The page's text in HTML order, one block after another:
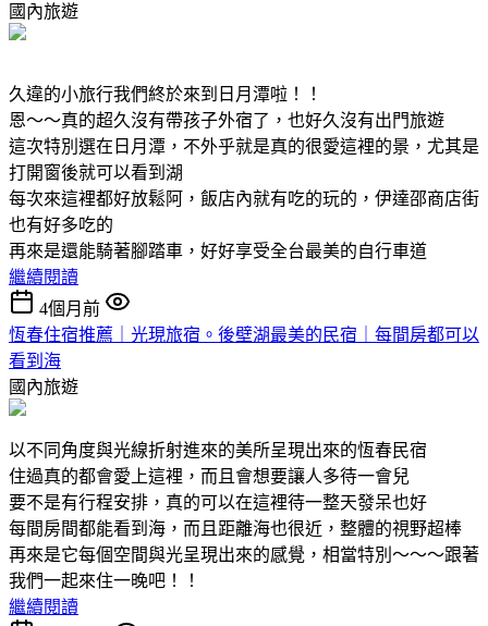
國內旅遊
久違的小旅行我們終於來到日月潭啦！！
恩～～真的超久沒有帶孩子外宿了，也好久沒有出門旅遊
這次特別選在日月潭，不外乎就是真的很愛這裡的景，尤其是
打開窗後就可以看到湖
每次來這裡都好放鬆阿，飯店內就有吃的玩的，伊達邵商店街
也有好多吃的
再來是還能騎著腳踏車，好好享受全台最美的自行車道
繼續閱讀
4個月前
恆春住宿推薦｜光現旅宿。後壁湖最美的民宿｜每間房都可以
看到海
國內旅遊
以不同角度與光線折射進來的美所呈現出來的恆春民宿
住過真的都會愛上這裡，而且會想要讓人多待一會兒
要不是有行程安排，真的可以在這裡待一整天發呆也好
每間房間都能看到海，而且距離海也很近，整體的視野超棒
再來是它每個空間與光呈現出來的感覺，相當特別～～～跟著
我們一起來住一晚吧！！
繼續閱讀